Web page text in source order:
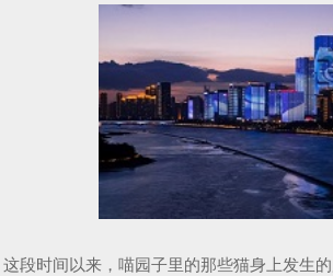
这段时间以来，喵园子里的那些猫身上发生